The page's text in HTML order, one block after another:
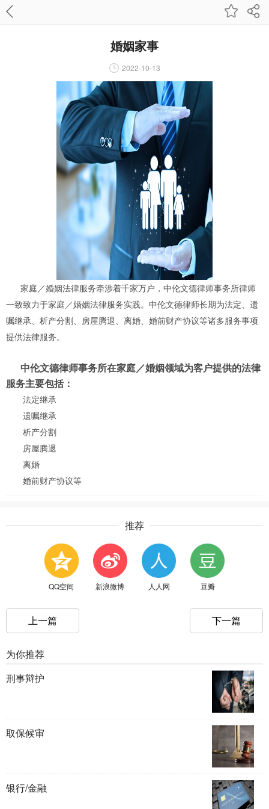
婚姻家事
2022-10-13
家庭／婚姻法律服务牵涉着千家万户，中伦文德律师事务所律师
一致致力于家庭／婚姻法律服务实践。中伦文德律师长期为法定、遗
嘱继承、析产分割、房屋腾退、离婚、婚前财产协议等诸多服务事项
提供法律服务。
中伦文德律师事务所在家庭／婚姻领域为客户提供的法律
服务主要包括：
法定继承
遗嘱继承
析产分割
房屋腾退
离婚
婚前财产协议等
推荐
QQ空间 新浪微博 人人网 豆瓣
上一篇 下一篇
为你推荐
刑事辩护
取保候审
银行/金融